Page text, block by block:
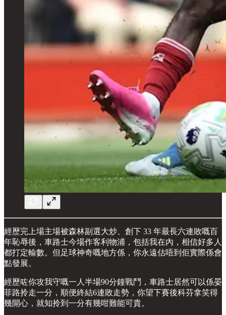
經歷完上場主場被森林副選大炒、創下 33 年最長六連敗嘅百
年恥辱後，車路士今場作客利物浦，包括我在內，相信好多人
都打定輸數。但足球神奇嘅地方係，你永遠估唔到佢實際係會
點發展。
經歷咗你攻我守嘅一人半場90分鐘戰鬥，車路士居然可以係晏
菲路拎走一分，順便終結6連敗走勢，你望下賽後科芬拿笑得
幾開心，就知拎到一分有幾咁難能可貴。